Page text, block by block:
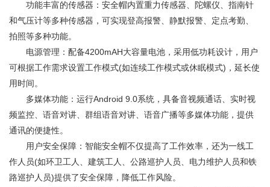
功能丰富的传感器：安全帽内置重力传感器、陀螺仪、指南针
和气压计等多种传感器，可实现登高报警、静默报警、定点考勤、
拍照等多种功能。
电源管理：配备4200mAH大容量电池，采用低功耗设计，用户
可根据工作需求设置工作模式(如连续工作模式或休眠模式)，延长使
用时间。
多媒体功能：运行Android 9.0系统，具备音视频通话、实时视
频监控、语音对讲、群组语音对讲、语音广播等多媒体功能，提供
通讯的便捷性。
用户安全保障：智能安全帽不仅提高了工作效率，还为一线工
作人员(如环卫工人、建筑工人、公路巡护人员、电力维护人员和铁
路巡护人员)提供了安全保障，降低工作风险。